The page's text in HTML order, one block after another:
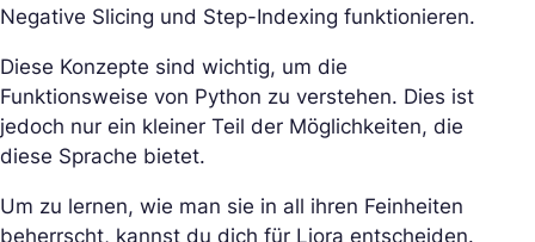
Negative Slicing und Step-Indexing funktionieren.
Diese Konzepte sind wichtig, um die
Funktionsweise von Python zu verstehen. Dies ist
jedoch nur ein kleiner Teil der Möglichkeiten, die
diese Sprache bietet.
Um zu lernen, wie man sie in all ihren Feinheiten
beherrscht, kannst du dich für Liora entscheiden.